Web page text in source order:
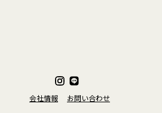
会社情報 お問い合わせ